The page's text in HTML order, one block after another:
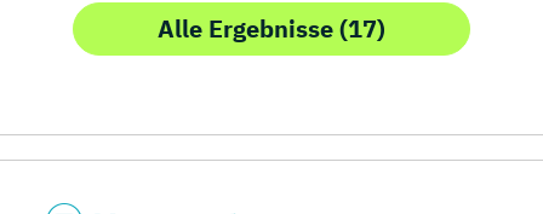
Alle Ergebnisse (17)